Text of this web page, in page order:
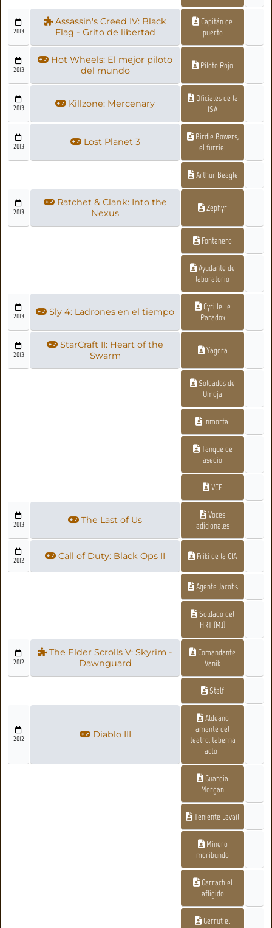
2013
Assassin's Creed IV: Black
Flag - Grito de libertad
Capitán de
puerto
2013
Hot Wheels: El mejor piloto
del mundo
Piloto Rojo
2013 Killzone: Mercenary
Oficiales de la
ISA
2013 Lost Planet 3
Birdie Bowers,
el furriel
Arthur Beagle
2013
Ratchet & Clank: Into the
Nexus
Zephyr
Fontanero
Ayudante de
laboratorio
2013 Sly 4: Ladrones en el tiempo
Cyrille Le
Paradox
2013
StarCraft II: Heart of the
Swarm
Yagdra
Soldados de
Umoja
Inmortal
Tanque de
asedio
VCE
2013 The Last of Us
Voces
adicionales
2012 Call of Duty: Black Ops II Friki de la CIA
Agente Jacobs
Soldado del
HRT (MJ)
2012
The Elder Scrolls V: Skyrim -
Dawnguard
Comandante
Vanik
Stalf
2012 Diablo III
Aldeano
amante del
teatro, taberna
acto 1
Guardia
Morgan
Teniente Lavail
Minero
moribundo
Garrach el
afligido
Gerrut el